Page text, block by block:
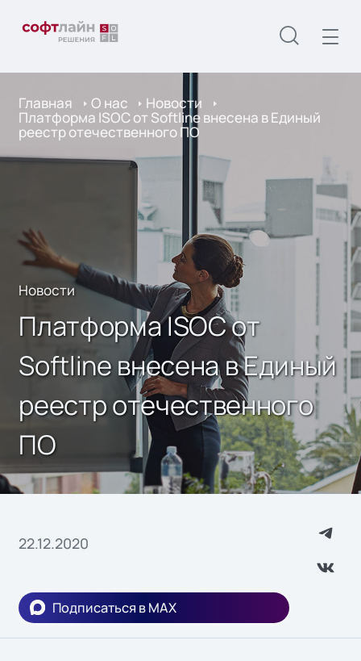
Главная О нас Новости
Платформа ISOC от Softline внесена в Единый
реестр отечественного ПО
Новости
Платформа ISOC от
Softline внесена в Единый
реестр отечественного
ПО
22.12.2020
Подписаться в MAX